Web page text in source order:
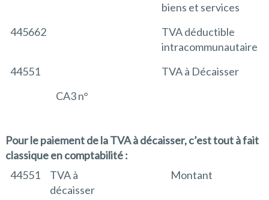
biens et services
445662
TVA déductible
intracommunautaire
44551
TVA à Décaisser
CA3 n°
Pour le paiement de la TVA à décaisser, c’est tout à fait
classique en comptabilité :
44551
TVA à
décaisser
Montant